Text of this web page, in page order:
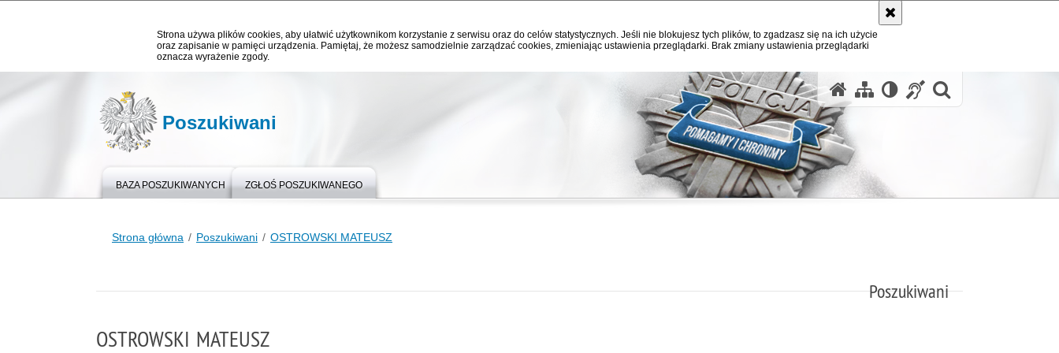
Strona używa plików cookies, aby ułatwić użytkownikom korzystanie z serwisu oraz do celów statystycznych. Jeśli nie blokujesz tych plików, to zgadzasz się na ich użycie
oraz zapisanie w pamięci urządzenia. Pamiętaj, że możesz samodzielnie zarządzać cookies, zmieniając ustawienia przeglądarki. Brak zmiany ustawienia przeglądarki
oznacza wyrażenie zgody.
Poszukiwani
BAZA POSZUKIWANYCH ZGŁOŚ POSZUKIWANEGO
Strona główna Poszukiwani OSTROWSKI MATEUSZ
Poszukiwani
OSTROWSKI MATEUSZ